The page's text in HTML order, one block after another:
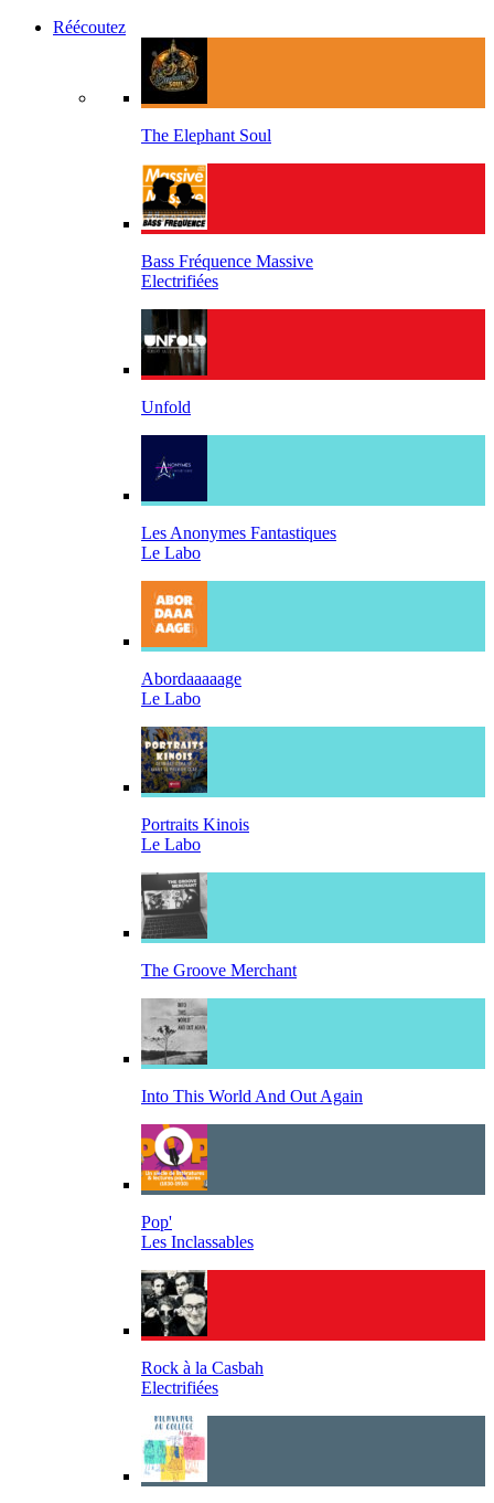
Réécoutez
The Elephant Soul
Bass Fréquence Massive
Electrifiées
Unfold
Les Anonymes Fantastiques
Le Labo
Abordaaaaage
Le Labo
Portraits Kinois
Le Labo
The Groove Merchant
Into This World And Out Again
Pop'
Les Inclassables
Rock à la Casbah
Electrifiées